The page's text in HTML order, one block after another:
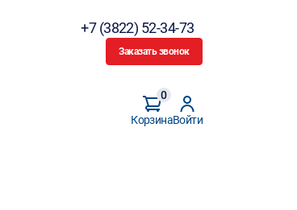
+7 (3822) 52-34-73
Заказать звонок
Корзина
0
Войти